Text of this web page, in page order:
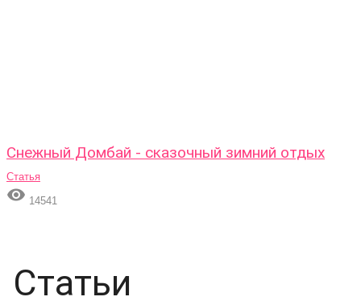
Снежный Домбай - сказочный зимний отдых
Статья
 14541
Статьи